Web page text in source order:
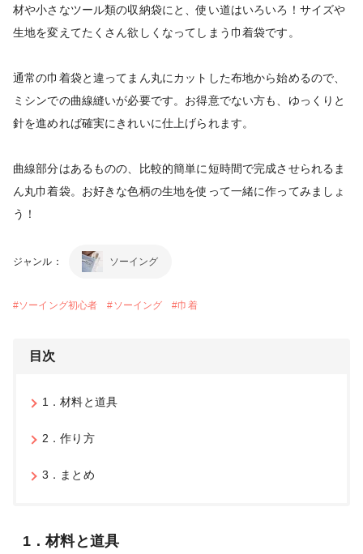
材や小さなツール類の収納袋にと、使い道はいろいろ！サイズや
生地を変えてたくさん欲しくなってしまう巾着袋です。
通常の巾着袋と違ってまん丸にカットした布地から始めるので、
ミシンでの曲線縫いが必要です。お得意でない方も、ゆっくりと
針を進めれば確実にきれいに仕上げられます。
曲線部分はあるものの、比較的簡単に短時間で完成させられるま
ん丸巾着袋。お好きな色柄の生地を使って一緒に作ってみましょ
う！
ジャンル： ソーイング
#ソーイング初心者 #ソーイング #巾着
目次
1．材料と道具
2．作り方
3．まとめ
1．材料と道具